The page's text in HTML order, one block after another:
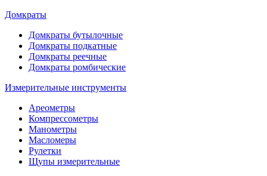
Домкраты
Домкраты бутылочные
Домкраты подкатные
Домкраты реечные
Домкраты ромбические
Измерительные инструменты
Ареометры
Компрессометры
Манометры
Масломеры
Рулетки
Щупы измерительные